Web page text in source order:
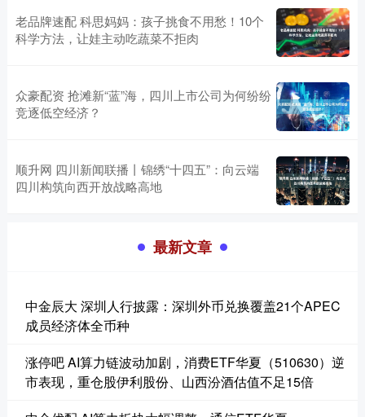
老品牌速配 科思妈妈：孩子挑食不用愁！10个
科学方法，让娃主动吃蔬菜不拒肉
众豪配资 抢滩新“蓝”海，四川上市公司为何纷纷
竞逐低空经济？
顺升网 四川新闻联播丨锦绣“十四五”：向云端
四川构筑向西开放战略高地
最新文章
中金辰大 深圳人行披露：深圳外币兑换覆盖21个APEC
成员经济体全币种
涨停吧 AI算力链波动加剧，消费ETF华夏（510630）逆
市表现，重仓股伊利股份、山西汾酒估值不足15倍